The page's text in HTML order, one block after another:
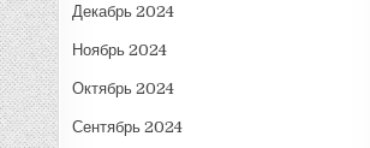
Декабрь 2024
Ноябрь 2024
Октябрь 2024
Сентябрь 2024